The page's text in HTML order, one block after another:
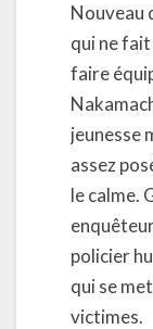
Nouveau
qui ne fait
faire
jeunesse
assez
le calme.
policier
qui se
victimes.